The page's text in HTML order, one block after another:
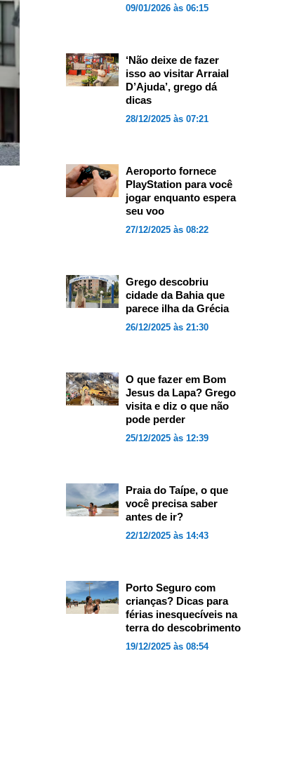
09/01/2026 às 06:15
‘Não deixe de fazer
isso ao visitar Arraial
D’Ajuda’, grego dá
dicas
28/12/2025 às 07:21
Aeroporto fornece
PlayStation para você
jogar enquanto espera
seu voo
27/12/2025 às 08:22
Grego descobriu
cidade da Bahia que
parece ilha da Grécia
26/12/2025 às 21:30
O que fazer em Bom
Jesus da Lapa? Grego
visita e diz o que não
pode perder
25/12/2025 às 12:39
Praia do Taípe, o que
você precisa saber
antes de ir?
22/12/2025 às 14:43
Porto Seguro com
crianças? Dicas para
férias inesquecíveis na
terra do descobrimento
19/12/2025 às 08:54